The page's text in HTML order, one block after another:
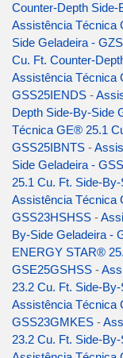
Counter-Depth
Assistência Técnica
Side Geladeira -
Cu. Ft. Counter-
Assistência Técnica
GSS25IENDS -
Depth Side-By-Side
Técnica GE® 25.1
GSS25IBNTS -
Side Geladeira -
25.1 Cu. Ft. Side-
Assistência Técnica
GSS23HSHSS -
By-Side Geladeira -
ENERGY STAR®
GSE25GSHSS -
23.2 Cu. Ft. Side-
Assistência Técnica
GSS23GMKES -
23.2 Cu. Ft. Side-